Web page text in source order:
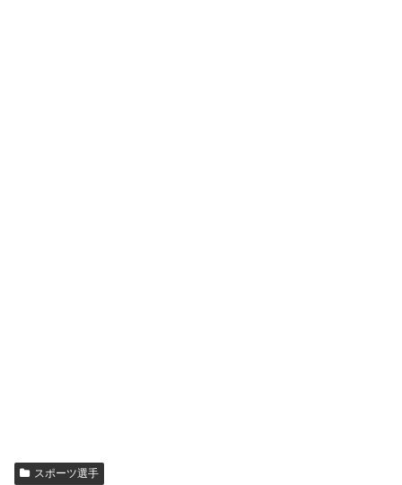
スポーツ選手